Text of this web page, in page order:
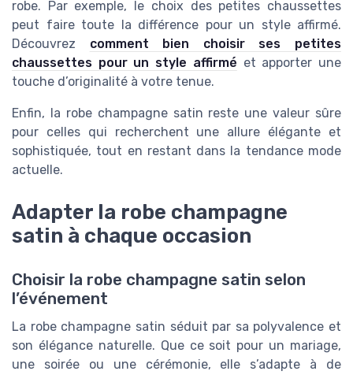
robe. Par exemple, le choix des petites chaussettes
peut faire toute la différence pour un style affirmé.
Découvrez comment bien choisir ses petites
chaussettes pour un style affirmé et apporter une
touche d’originalité à votre tenue.
Enfin, la robe champagne satin reste une valeur sûre
pour celles qui recherchent une allure élégante et
sophistiquée, tout en restant dans la tendance mode
actuelle.
Adapter la robe champagne
satin à chaque occasion
Choisir la robe champagne satin selon
l’événement
La robe champagne satin séduit par sa polyvalence et
son élégance naturelle. Que ce soit pour un mariage,
une soirée ou une cérémonie, elle s’adapte à de